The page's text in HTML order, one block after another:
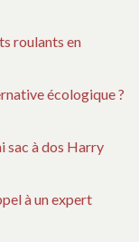
roulants en
écologique ?
sac à dos Harry
à un expert